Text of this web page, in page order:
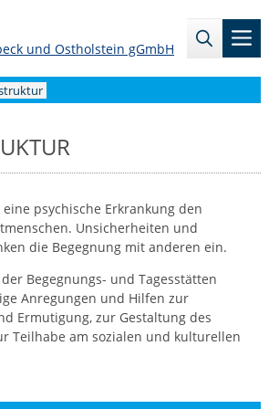
→
Zur
Zum
psychische Erkrankung den
Unsicherheiten und
die Begegnung mit anderen ein.
Begegnungs- und Tagesstätten
Anregungen und Hilfen zur
Ermutigung, zur Gestaltung des
Teilhabe am sozialen und kulturellen